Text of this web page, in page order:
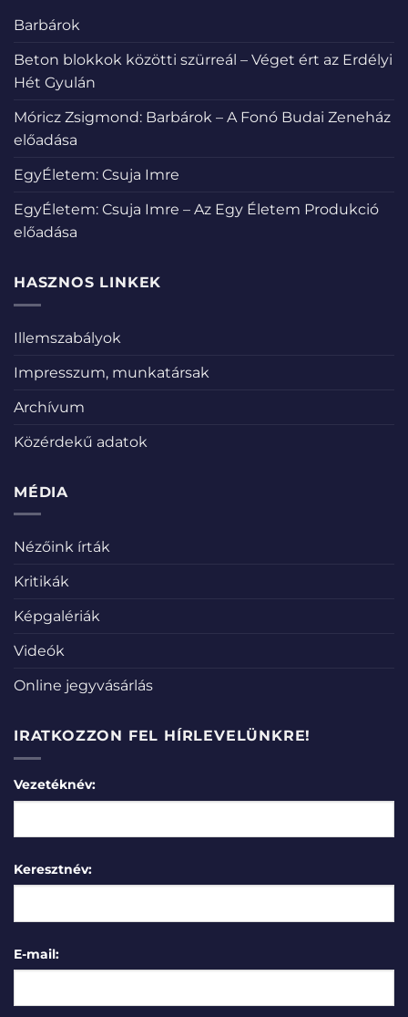
Barbárok
Beton blokkok közötti szürreál – Véget ért az Erdélyi
Hét Gyulán
Móricz Zsigmond: Barbárok – A Fonó Budai Zeneház
előadása
EgyÉletem: Csuja Imre
EgyÉletem: Csuja Imre – Az Egy Életem Produkció
előadása
HASZNOS LINKEK
Illemszabályok
Impresszum, munkatársak
Archívum
Közérdekű adatok
MÉDIA
Nézőink írták
Kritikák
Képgalériák
Videók
Online jegyvásárlás
IRATKOZZON FEL HÍRLEVELÜNKRE!
Vezetéknév:
Keresztnév:
E-mail: